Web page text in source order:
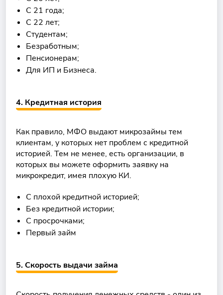
С 21 года;
С 22 лет;
Студентам;
Безработным;
Пенсионерам;
Для ИП и Бизнеса.
4. Кредитная история
Как правило, МФО выдают микрозаймы тем
клиентам, у которых нет проблем с кредитной
историей. Тем не менее, есть организации, в
которых вы можете оформить заявку на
микрокредит, имея плохую КИ.
С плохой кредитной историей;
Без кредитной истории;
С просрочками;
Первый займ
5. Скорость выдачи займа